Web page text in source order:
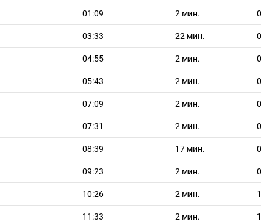
01:09 2 мин.
03:33 22 мин.
04:55 2 мин.
05:43 2 мин.
07:09 2 мин.
07:31 2 мин.
08:39 17 мин.
09:23 2 мин.
10:26 2 мин.
11:33 2 мин.